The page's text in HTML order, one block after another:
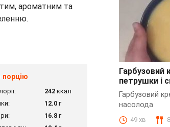
ароматним та
порцію
242ккал
12.0г
16.8г
Гарбузовий
Гарбузовий
петрушки і
Гарбузовий
насолода
49 хв 8